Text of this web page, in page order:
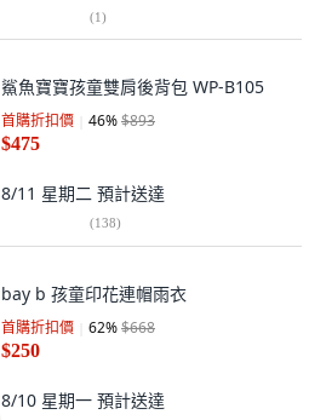
(1)
鯊魚寶寶孩童雙肩後背包 WP-B105
首購折扣價 46%$893
$475
8/11 星期二 預計送達
(138)
bay b 孩童印花連帽雨衣
首購折扣價 62%$668
$250
8/10 星期一 預計送達